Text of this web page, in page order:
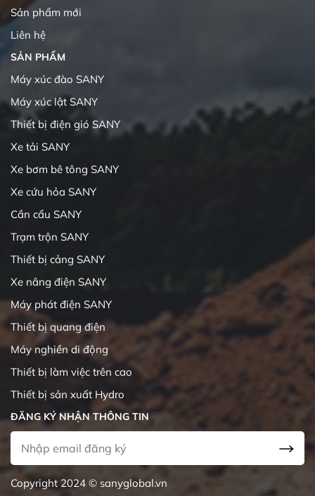
Sản phẩm mới
Liên hệ
SẢN PHẨM
Máy xúc đào SANY
Máy xúc lật SANY
Thiết bị điện gió SANY
Xe tải SANY
Xe bơm bê tông SANY
Xe cứu hỏa SANY
Cần cẩu SANY
Trạm trộn SANY
Thiết bị cảng SANY
Xe nâng điện SANY
Máy phát điện SANY
Thiết bị quang điện
Máy nghiền di động
Thiết bị làm việc trên cao
Thiết bị sản xuất Hydro
ĐĂNG KÝ NHẬN THÔNG TIN
Copyright 2024 © sanyglobal.vn